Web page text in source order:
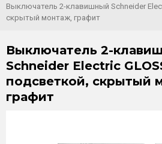
Выключатель 2-клавишный Schneider
скрытый монтаж, графит
Выключатель 2-
Schneider Electric
подсветкой, скрытый
графит